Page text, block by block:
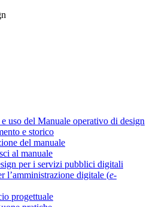
uso del Manuale operativo di design
e storico
del manuale
al manuale
per i servizi pubblici digitali
l’amministrazione digitale (e-
progettuale